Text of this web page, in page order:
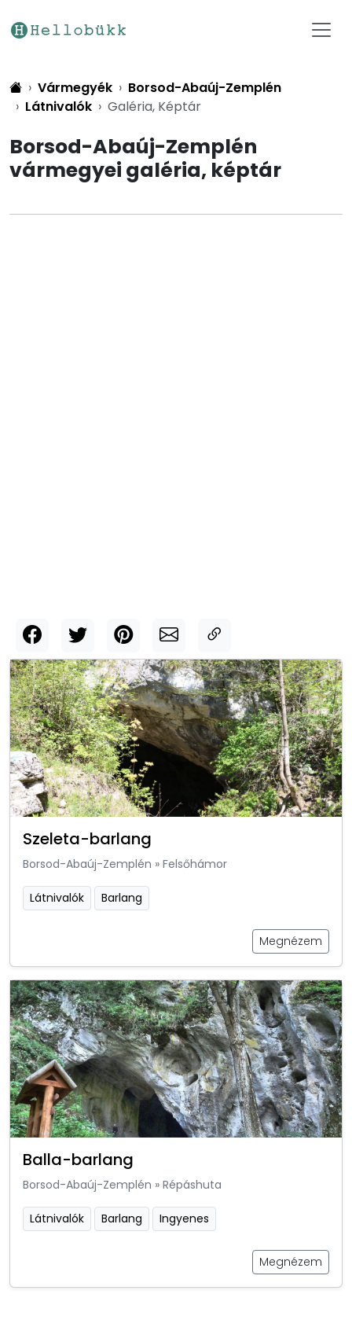
Vármegyék
Borsod-Abaúj-Zemplén
Látnivalók
Galéria, Képtár
Borsod-Abaúj-Zemplén
vármegyei galéria, képtár
Szeleta-barlang
Borsod-Abaúj-Zemplén » Felsőhámor
Látnivalók Barlang
Megnézem
Balla-barlang
Borsod-Abaúj-Zemplén » Répáshuta
Látnivalók Barlang Ingyenes
Megnézem